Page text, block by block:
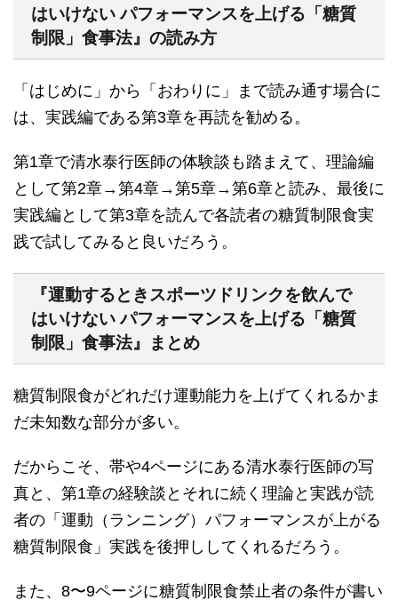
はいけない パフォーマンスを上げる「糖質
制限」食事法』の読み方
「はじめに」から「おわりに」まで読み通す場合に
は、実践編である第3章を再読を勧める。
第1章で清水泰行医師の体験談も踏まえて、理論編
として第2章→第4章→第5章→第6章と読み、最後に
実践編として第3章を読んで各読者の糖質制限食実
践で試してみると良いだろう。
『運動するときスポーツドリンクを飲んで
はいけない パフォーマンスを上げる「糖質
制限」食事法』まとめ
糖質制限食がどれだけ運動能力を上げてくれるかま
だ未知数な部分が多い。
だからこそ、帯や4ページにある清水泰行医師の写
真と、第1章の経験談とそれに続く理論と実践が読
者の「運動（ランニング）パフォーマンスが上がる
糖質制限食」実践を後押ししてくれるだろう。
また、8〜9ページに糖質制限食禁止者の条件が書い